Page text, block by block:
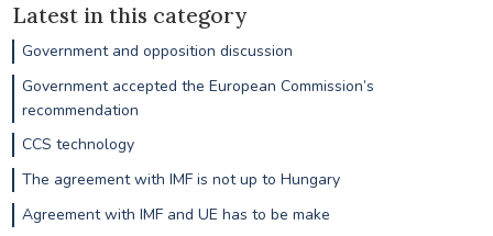
Latest in this category
Government and opposition discussion
Government accepted the European Commission’s
recommendation
CCS technology
The agreement with IMF is not up to Hungary
Agreement with IMF and UE has to be make